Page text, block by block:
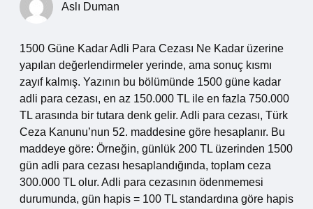
Aslı Duman
1500 Güne Kadar Adli Para Cezası Ne Kadar üzerine
yapılan değerlendirmeler yerinde, ama sonuç kısmı
zayıf kalmış. Yazının bu bölümünde 1500 güne kadar
adli para cezası, en az 150.000 TL ile en fazla 750.000
TL arasında bir tutara denk gelir. Adli para cezası, Türk
Ceza Kanunu’nun 52. maddesine göre hesaplanır. Bu
maddeye göre: Örneğin, günlük 200 TL üzerinden 1500
gün adli para cezası hesaplandığında, toplam ceza
300.000 TL olur. Adli para cezasının ödenmemesi
durumunda, gün hapis = 100 TL standardına göre hapis